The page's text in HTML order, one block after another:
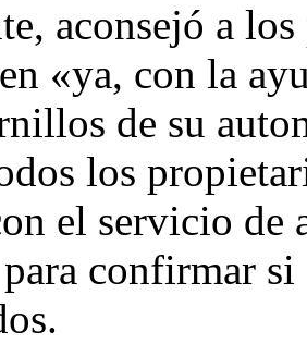
aconsejó a
«ya, con la
de su
los
el servicio de
confirmar si